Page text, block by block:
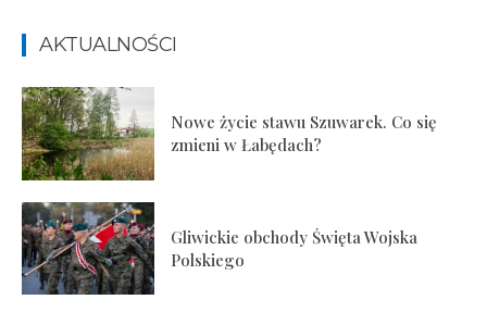
AKTUALNOŚCI
Nowe życie stawu Szuwarek. Co się
zmieni w Łabędach?
Gliwickie obchody Święta Wojska
Polskiego